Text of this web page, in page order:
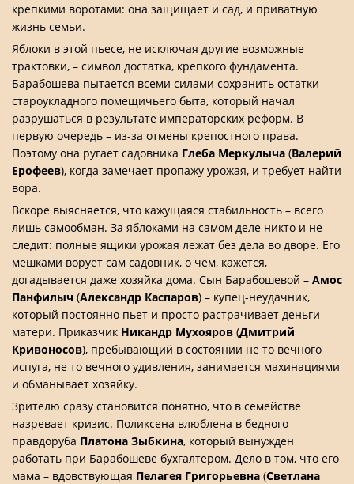
крепкими воротами: она защищает и сад, и приватную
жизнь семьи.
Яблоки в этой пьесе, не исключая другие возможные
трактовки, – символ достатка, крепкого фундамента.
Барабошева пытается всеми силами сохранить остатки
староукладного помещичьего быта, который начал
разрушаться в результате императорских реформ. В
первую очередь – из-за отмены крепостного права.
Поэтому она ругает садовника Глеба Меркулыча (Валерий
Ерофеев), когда замечает пропажу урожая, и требует найти
вора.
Вскоре выясняется, что кажущаяся стабильность – всего
лишь самообман. За яблоками на самом деле никто и не
следит: полные ящики урожая лежат без дела во дворе. Его
мешками ворует сам садовник, о чем, кажется,
догадывается даже хозяйка дома. Сын Барабошевой – Амос
Панфилыч (Александр Каспаров) – купец-неудачник,
который постоянно пьет и просто растрачивает деньги
матери. Приказчик Никандр Мухояров (Дмитрий
Кривоносов), пребывающий в состоянии не то вечного
испуга, не то вечного удивления, занимается махинациями
и обманывает хозяйку.
Зрителю сразу становится понятно, что в семействе
назревает кризис. Поликсена влюблена в бедного
правдоруба Платона Зыбкина, который вынужден
работать при Барабошеве бухгалтером. Дело в том, что его
мама – вдовствующая Пелагея Григорьевна (Светлана